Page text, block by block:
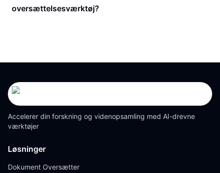
oversættelsesværktøj?
Accelerer din forskning og videnopsamling med AI-drevne
værktøjer
Løsninger
Dokument Oversætter